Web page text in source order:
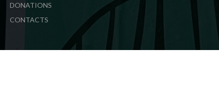
DONATIONS
CONTACTS